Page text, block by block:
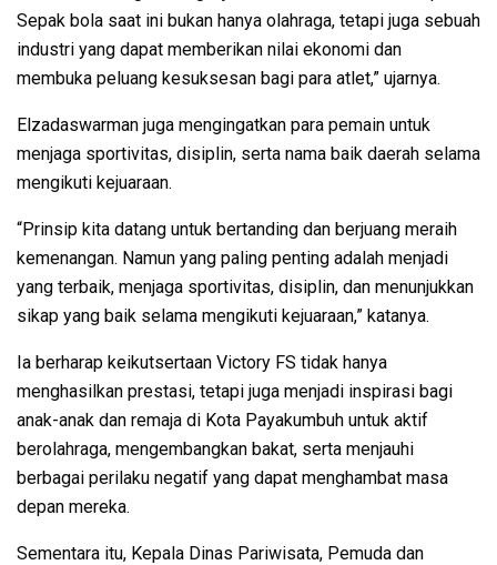
Sepak bola saat ini bukan hanya olahraga, tetapi juga sebuah
industri yang dapat memberikan nilai ekonomi dan
membuka peluang kesuksesan bagi para atlet,” ujarnya.
Elzadaswarman juga mengingatkan para pemain untuk
menjaga sportivitas, disiplin, serta nama baik daerah selama
mengikuti kejuaraan.
“Prinsip kita datang untuk bertanding dan berjuang meraih
kemenangan. Namun yang paling penting adalah menjadi
yang terbaik, menjaga sportivitas, disiplin, dan menunjukkan
sikap yang baik selama mengikuti kejuaraan,” katanya.
Ia berharap keikutsertaan Victory FS tidak hanya
menghasilkan prestasi, tetapi juga menjadi inspirasi bagi
anak-anak dan remaja di Kota Payakumbuh untuk aktif
berolahraga, mengembangkan bakat, serta menjauhi
berbagai perilaku negatif yang dapat menghambat masa
depan mereka.
Sementara itu, Kepala Dinas Pariwisata, Pemuda dan